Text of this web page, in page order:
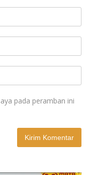
pada peramban ini